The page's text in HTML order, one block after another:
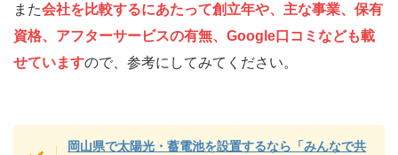
また会社を比較するにあたって創立年や、主な事業、保有
資格、アフターサービスの有無、Google口コミなども載
せていますので、参考にしてみてください。
岡山県で太陽光・蓄電池を設置するなら「みんなで共